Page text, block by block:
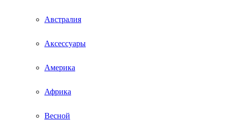
Австралия
Аксессуары
Америка
Африка
Весной